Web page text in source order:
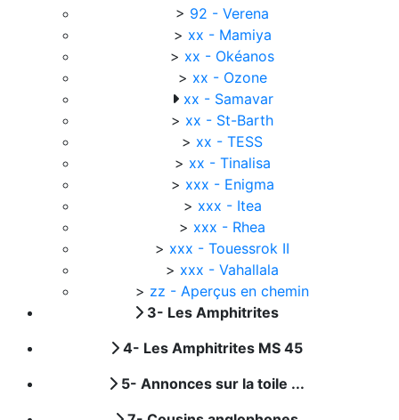
> 92 - Verena
> xx - Mamiya
> xx - Okéanos
> xx - Ozone
xx - Samavar
> xx - St-Barth
> xx - TESS
> xx - Tinalisa
> xxx - Enigma
> xxx - Itea
> xxx - Rhea
> xxx - Touessrok II
> xxx - Vahallala
> zz - Aperçus en chemin
3- Les Amphitrites
4- Les Amphitrites MS 45
5- Annonces sur la toile ...